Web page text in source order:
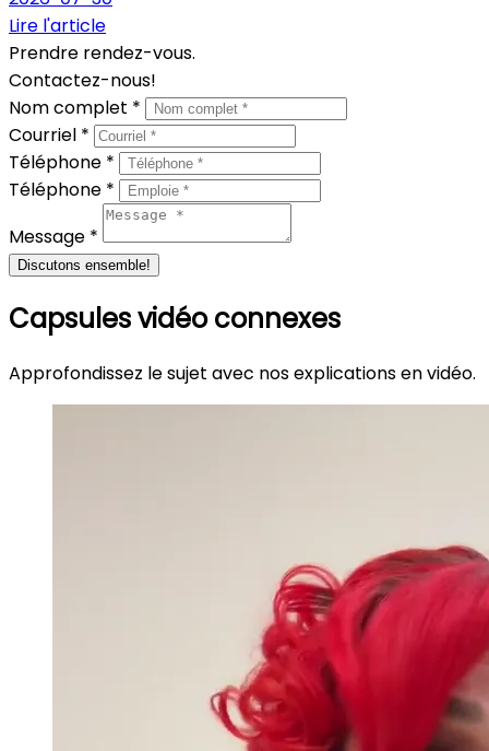
Lire l'article
Prendre rendez-vous.
Contactez-nous!
Nom complet *
Courriel *
Téléphone *
Téléphone *
Message *
Discutons ensemble!
Capsules vidéo connexes
Approfondissez le sujet avec nos explications en vidéo.